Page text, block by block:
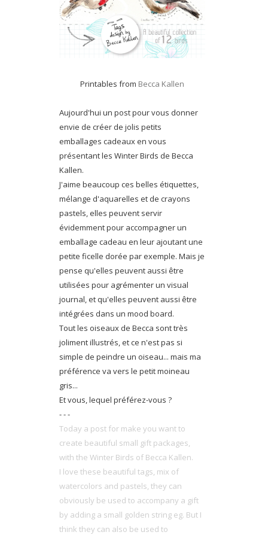
Printables from Becca Kallen
Aujourd'hui un post pour vous donner
envie de créer de jolis petits
emballages cadeaux en vous
présentant les Winter Birds de Becca
Kallen.
J'aime beaucoup ces belles étiquettes,
mélange d'aquarelles et de crayons
pastels, elles peuvent servir
évidemment pour accompagner un
emballage cadeau en leur ajoutant une
petite ficelle dorée par exemple. Mais je
pense qu'elles peuvent aussi être
utilisées pour agrémenter un visual
journal, et qu'elles peuvent aussi être
intégrées dans un mood board.
Tout les oiseaux de Becca sont très
joliment illustrés, et ce n'est pas si
simple de peindre un oiseau... mais ma
préférence va vers le petit moineau
gris...
Et vous, lequel préférez-vous ?
- - -
Today a post for make you want to
create beautiful small gift packages,
with the Winter Birds of Becca Kallen.
I love these beautiful tags, mix of
watercolors and pastels, they can
obviously be used to accompany a gift
by adding a small golden string eg. But I
think they can also be used to